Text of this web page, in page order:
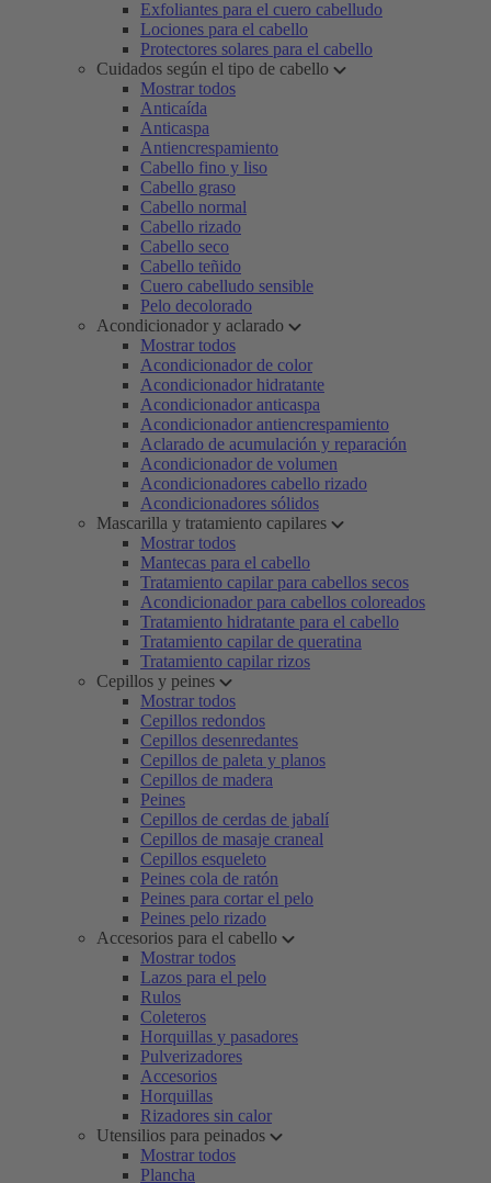
Exfoliantes para el cuero cabelludo
Lociones para el cabello
Protectores solares para el cabello
Cuidados según el tipo de cabello
Mostrar todos
Anticaída
Anticaspa
Antiencrespamiento
Cabello fino y liso
Cabello graso
Cabello normal
Cabello rizado
Cabello seco
Cabello teñido
Cuero cabelludo sensible
Pelo decolorado
Acondicionador y aclarado
Mostrar todos
Acondicionador de color
Acondicionador hidratante
Acondicionador anticaspa
Acondicionador antiencrespamiento
Aclarado de acumulación y reparación
Acondicionador de volumen
Acondicionadores cabello rizado
Acondicionadores sólidos
Mascarilla y tratamiento capilares
Mostrar todos
Mantecas para el cabello
Tratamiento capilar para cabellos secos
Acondicionador para cabellos coloreados
Tratamiento hidratante para el cabello
Tratamiento capilar de queratina
Tratamiento capilar rizos
Cepillos y peines
Mostrar todos
Cepillos redondos
Cepillos desenredantes
Cepillos de paleta y planos
Cepillos de madera
Peines
Cepillos de cerdas de jabalí
Cepillos de masaje craneal
Cepillos esqueleto
Peines cola de ratón
Peines para cortar el pelo
Peines pelo rizado
Accesorios para el cabello
Mostrar todos
Lazos para el pelo
Rulos
Coleteros
Horquillas y pasadores
Pulverizadores
Accesorios
Horquillas
Rizadores sin calor
Utensilios para peinados
Mostrar todos
Plancha